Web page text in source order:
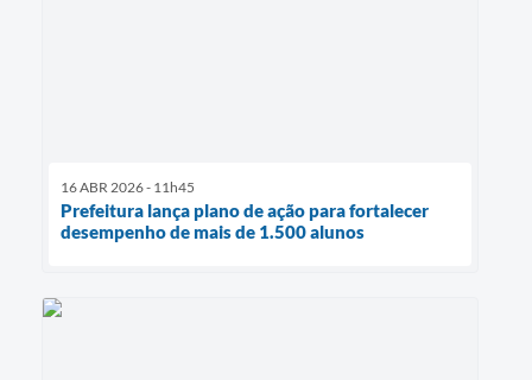
16 ABR 2026 - 11h45
Prefeitura lança plano de ação para fortalecer
desempenho de mais de 1.500 alunos